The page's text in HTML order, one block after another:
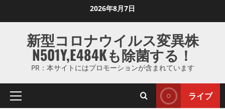
ス
ッ
2026年8月7日
新型コロナウイルス変異株
N501Y,E484Kも除菌する！
PR：本サイトにはプロモーションが含まれています
プ
ライブ